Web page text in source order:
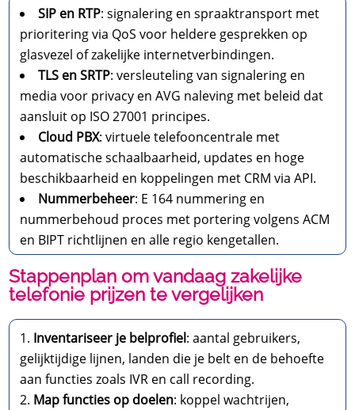
SIP en RTP: signalering en spraaktransport met
prioritering via QoS voor heldere gesprekken op
glasvezel of zakelijke internetverbindingen.
TLS en SRTP: versleuteling van signalering en
media voor privacy en AVG naleving met beleid dat
aansluit op ISO 27001 principes.
Cloud PBX: virtuele telefooncentrale met
automatische schaalbaarheid, updates en hoge
beschikbaarheid en koppelingen met CRM via API.
Nummerbeheer: E 164 nummering en
nummerbehoud proces met portering volgens ACM
en BIPT richtlijnen en alle regio kengetallen.
Stappenplan om vandaag zakelijke
telefonie prijzen te vergelijken
Inventariseer je belprofiel: aantal gebruikers,
gelijktijdige lijnen, landen die je belt en de behoefte
aan functies zoals IVR en call recording.
Map functies op doelen: koppel wachtrijen,